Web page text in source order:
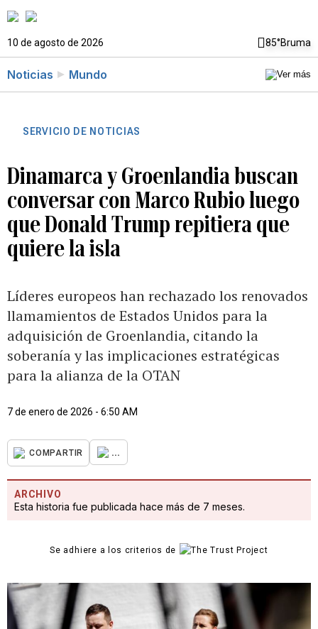
10 de agosto de 2026 85°Bruma
Noticias Mundo
SERVICIO DE NOTICIAS
Dinamarca y Groenlandia buscan
conversar con Marco Rubio luego
que Donald Trump repitiera que
quiere la isla
Líderes europeos han rechazado los renovados
llamamientos de Estados Unidos para la
adquisición de Groenlandia, citando la
soberanía y las implicaciones estratégicas
para la alianza de la OTAN
7 de enero de 2026 - 6:50 AM
COMPARTIR ...
ARCHIVO
Esta historia fue publicada hace más de 7 meses.
Se adhiere a los criterios de